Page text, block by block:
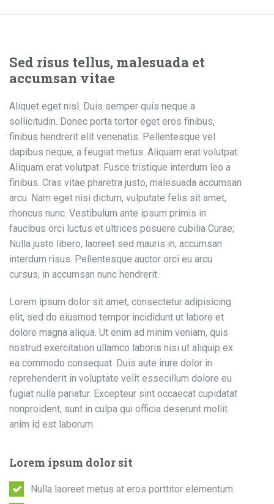
Sed risus tellus, malesuada et
accumsan vitae
Aliquet eget nisl. Duis semper quis neque a
sollicitudin. Donec porta tortor eget eros finibus,
finibus hendrerit elit venenatis. Pellentesque vel
dapibus neque, a feugiat metus. Aliquam erat volutpat.
Aliquam erat volutpat. Fusce tristique interdum leo a
finibus. Cras vitae pharetra justo, malesuada accumsan
arcu. Nam eget nisi dictum, vulputate felis sit amet,
rhoncus nunc. Vestibulum ante ipsum primis in
faucibus orci luctus et ultrices posuere cubilia Curae;
Nulla justo libero, laoreet sed mauris in, accumsan
interdum risus. Pellentesque auctor orci eu arcu
cursus, in accumsan nunc hendrerit.
Lorem ipsum dolor sit amet, consectetur adipisicing
elit, sed do eiusmod tempor incididunt ut labore et
dolore magna aliqua. Ut enim ad minim veniam, quis
nostrud exercitation ullamco laboris nisi ut aliquip ex
ea commodo consequat. Duis aute irure dolor in
reprehenderit in voluptate velit essecillum dolore eu
fugiat nulla pariatur. Excepteur sint occaecat cupidatat
nonproident, sunt in culpa qui officia deserunt mollit
anim id est laborum.
Lorem ipsum dolor sit
Nulla laoreet metus at eros porttitor elementum.